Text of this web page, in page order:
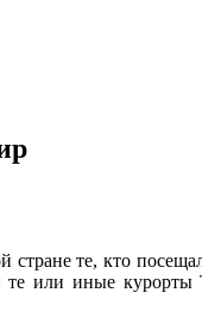
те, кто
или иные